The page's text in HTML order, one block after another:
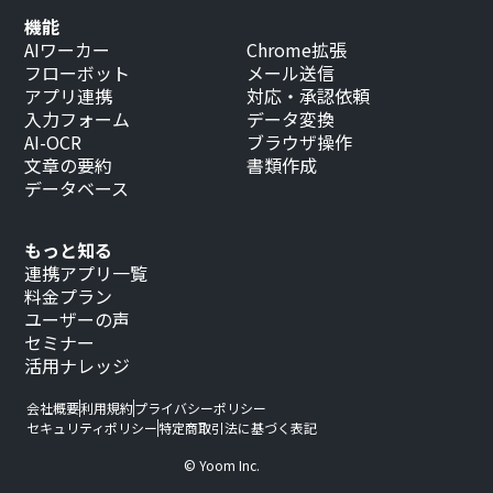
もっと知る
連携アプリ一覧
料金プラン
ユーザーの声
セミナー
活用ナレッジ
機能
AIワーカー
フローボット
アプリ連携
入力フォーム
AI-OCR
文章の要約
データベース
Chrome拡張
メール送信
対応・承認依頼
データ変換
ブラウザ操作
書類作成
会社概要利用規約プライバシーポリシー
セキュリティポリシー特定商取引法に基づく表記
© Yoom Inc.